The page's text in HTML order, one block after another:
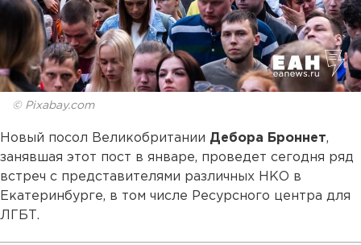
© Pixabay.com
Новый посол Великобритании Дебора Броннет,
занявшая этот пост в январе, проведет сегодня ряд
встреч с представителями различных НКО в
Екатеринбурге, в том числе Ресурсного центра для
ЛГБТ.